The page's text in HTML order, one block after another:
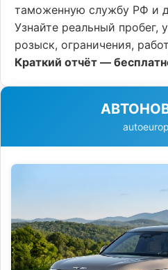
таможенную службу РФ и
Узнайте реальный пробег,
розыск, ограничения,
Краткий отчёт —